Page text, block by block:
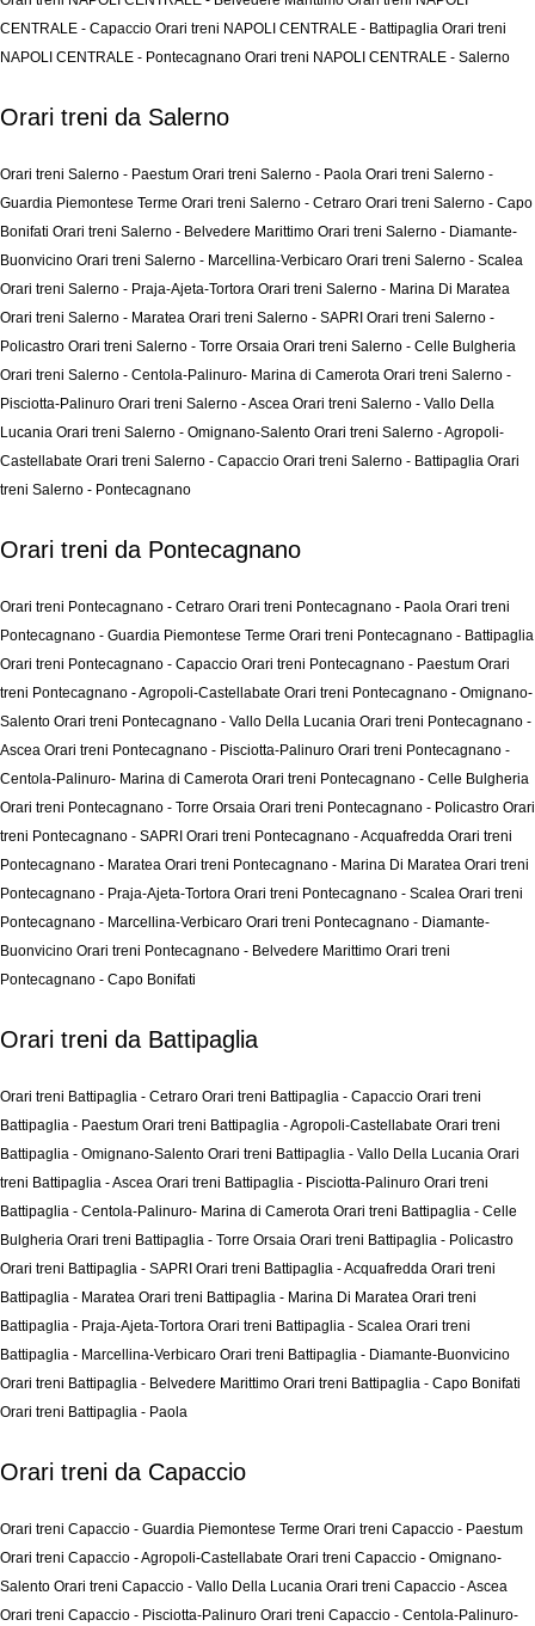
CENTRALE - Capaccio Orari treni NAPOLI CENTRALE - Battipaglia Orari treni
NAPOLI CENTRALE - Pontecagnano Orari treni NAPOLI CENTRALE - Salerno
Orari treni da Salerno
Orari treni Salerno - Paestum Orari treni Salerno - Paola Orari treni Salerno -
Guardia Piemontese Terme Orari treni Salerno - Cetraro Orari treni Salerno - Capo
Bonifati Orari treni Salerno - Belvedere Marittimo Orari treni Salerno - Diamante-
Buonvicino Orari treni Salerno - Marcellina-Verbicaro Orari treni Salerno - Scalea
Orari treni Salerno - Praja-Ajeta-Tortora Orari treni Salerno - Marina Di Maratea
Orari treni Salerno - Maratea Orari treni Salerno - SAPRI Orari treni Salerno -
Policastro Orari treni Salerno - Torre Orsaia Orari treni Salerno - Celle Bulgheria
Orari treni Salerno - Centola-Palinuro- Marina di Camerota Orari treni Salerno -
Pisciotta-Palinuro Orari treni Salerno - Ascea Orari treni Salerno - Vallo Della
Lucania Orari treni Salerno - Omignano-Salento Orari treni Salerno - Agropoli-
Castellabate Orari treni Salerno - Capaccio Orari treni Salerno - Battipaglia Orari
treni Salerno - Pontecagnano
Orari treni da Pontecagnano
Orari treni Pontecagnano - Cetraro Orari treni Pontecagnano - Paola Orari treni
Pontecagnano - Guardia Piemontese Terme Orari treni Pontecagnano - Battipaglia
Orari treni Pontecagnano - Capaccio Orari treni Pontecagnano - Paestum Orari
treni Pontecagnano - Agropoli-Castellabate Orari treni Pontecagnano - Omignano-
Salento Orari treni Pontecagnano - Vallo Della Lucania Orari treni Pontecagnano -
Ascea Orari treni Pontecagnano - Pisciotta-Palinuro Orari treni Pontecagnano -
Centola-Palinuro- Marina di Camerota Orari treni Pontecagnano - Celle Bulgheria
Orari treni Pontecagnano - Torre Orsaia Orari treni Pontecagnano - Policastro Orari
treni Pontecagnano - SAPRI Orari treni Pontecagnano - Acquafredda Orari treni
Pontecagnano - Maratea Orari treni Pontecagnano - Marina Di Maratea Orari treni
Pontecagnano - Praja-Ajeta-Tortora Orari treni Pontecagnano - Scalea Orari treni
Pontecagnano - Marcellina-Verbicaro Orari treni Pontecagnano - Diamante-
Buonvicino Orari treni Pontecagnano - Belvedere Marittimo Orari treni
Pontecagnano - Capo Bonifati
Orari treni da Battipaglia
Orari treni Battipaglia - Cetraro Orari treni Battipaglia - Capaccio Orari treni
Battipaglia - Paestum Orari treni Battipaglia - Agropoli-Castellabate Orari treni
Battipaglia - Omignano-Salento Orari treni Battipaglia - Vallo Della Lucania Orari
treni Battipaglia - Ascea Orari treni Battipaglia - Pisciotta-Palinuro Orari treni
Battipaglia - Centola-Palinuro- Marina di Camerota Orari treni Battipaglia - Celle
Bulgheria Orari treni Battipaglia - Torre Orsaia Orari treni Battipaglia - Policastro
Orari treni Battipaglia - SAPRI Orari treni Battipaglia - Acquafredda Orari treni
Battipaglia - Maratea Orari treni Battipaglia - Marina Di Maratea Orari treni
Battipaglia - Praja-Ajeta-Tortora Orari treni Battipaglia - Scalea Orari treni
Battipaglia - Marcellina-Verbicaro Orari treni Battipaglia - Diamante-Buonvicino
Orari treni Battipaglia - Belvedere Marittimo Orari treni Battipaglia - Capo Bonifati
Orari treni Battipaglia - Paola
Orari treni da Capaccio
Orari treni Capaccio - Guardia Piemontese Terme Orari treni Capaccio - Paestum
Orari treni Capaccio - Agropoli-Castellabate Orari treni Capaccio - Omignano-
Salento Orari treni Capaccio - Vallo Della Lucania Orari treni Capaccio - Ascea
Orari treni Capaccio - Pisciotta-Palinuro Orari treni Capaccio - Centola-Palinuro-